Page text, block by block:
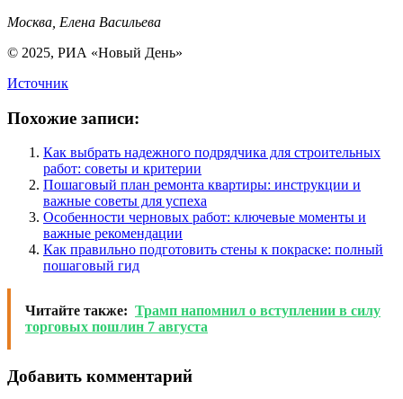
Москва, Елена Васильева
© 2025, РИА «Новый День»
Источник
Похожие записи:
Как выбрать надежного подрядчика для строительных
работ: советы и критерии
Пошаговый план ремонта квартиры: инструкции и
важные советы для успеха
Особенности черновых работ: ключевые моменты и
важные рекомендации
Как правильно подготовить стены к покраске: полный
пошаговый гид
Читайте также: Трамп напомнил о вступлении в силу
торговых пошлин 7 августа
Добавить комментарий